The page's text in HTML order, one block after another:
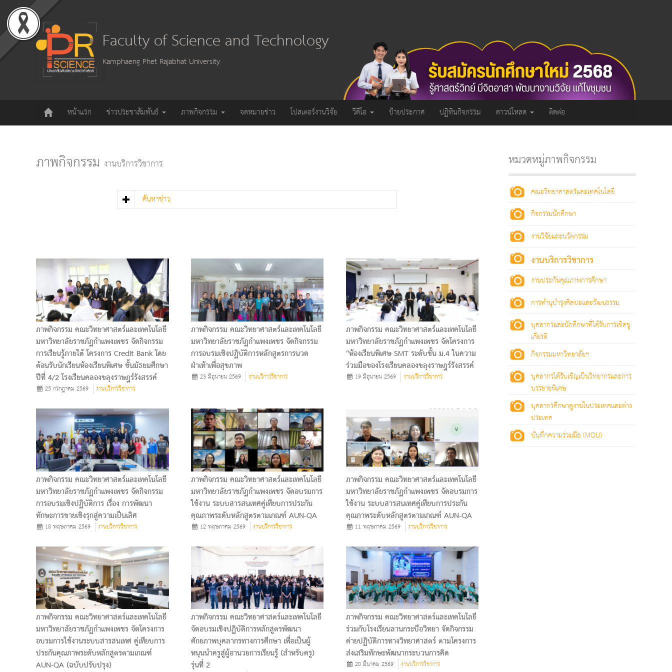
Faculty of Science and Technology
Kamphaeng Phet Rajabhat University
หน้าแรก ข่าวประชาสัมพันธ์ ภาพกิจกรรม จดหมายข่าว โปสเตอร์งานวิจัย วีดีโอ ป้ายประกาศ ปฏิทินกิจกรรม ดาวน์โหลด ติดต่อ
ภาพกิจกรรม งานบริการวิชาการ
ค้นหาข่าว
ภาพกิจกรรม คณะวิทยาศาสตร์และเทคโนโลยี
มหาวิทยาลัยราชภัฏกำแพงเพชร จัดกิจกรรม
การเรียนรู้ภายใต้ โครงการ Credit Bank โดย
ต้อนรับนักเรียนห้องเรียนพิเศษ ชั้นมัธยมศึกษา
ปีที่ 4/2 โรงเรียนคลองขลุงราษฎร์รังสรรค์
25 กรกฎาคม 2569 งานบริการวิชาการ
ภาพกิจกรรม คณะวิทยาศาสตร์และเทคโนโลยี
มหาวิทยาลัยราชภัฏกำแพงเพชร จัดกิจกรรม
การอบรมเชิงปฏิบัติการหลักสูตรการนวด
ฝ่าเท้าเพื่อสุขภาพ
23 มิถุนายน 2569 งานบริการวิชาการ
ภาพกิจกรรม คณะวิทยาศาสตร์และเทคโนโลยี
มหาวิทยาลัยราชภัฏกำแพงเพชร จัดโครงการ
"ห้องเรียนพิเศษ SMT ระดับชั้น ม.4 ในความ
ร่วมมือของโรงเรียนคลองขลุงราษฎร์รังสรรค์
19 มิถุนายน 2569 งานบริการวิชาการ
ภาพกิจกรรม คณะวิทยาศาสตร์และเทคโนโลยี
มหาวิทยาลัยราชภัฏกำแพงเพชร จัดกิจกรรม
การอบรมเชิงปฏิบัติการ เรื่อง การพัฒนา
ทักษะการขายเชิงรุกสู่ความเป็นเลิศ
18 พฤษภาคม 2569 งานบริการวิชาการ
ภาพกิจกรรม คณะวิทยาศาสตร์และเทคโนโลยี
มหาวิทยาลัยราชภัฏกำแพงเพชร จัดอบรมการ
ใช้งาน ระบบสารสนเทศคู่เทียบการประกัน
คุณภาพระดับหลักสูตรตามเกณฑ์ AUN-QA
12 พฤษภาคม 2569 งานบริการวิชาการ
ภาพกิจกรรม คณะวิทยาศาสตร์และเทคโนโลยี
มหาวิทยาลัยราชภัฏกำแพงเพชร จัดอบรมการ
ใช้งาน ระบบสารสนเทศคู่เทียบการประกัน
คุณภาพระดับหลักสูตรตามเกณฑ์ AUN-QA
11 พฤษภาคม 2569 งานบริการวิชาการ
ภาพกิจกรรม คณะวิทยาศาสตร์และเทคโนโลยี
มหาวิทยาลัยราชภัฏกำแพงเพชร จัดโครงการ
อบรมการใช้งานระบบสารสนเทศ คู่เทียบการ
ประกันคุณภาพระดับหลักสูตรตามเกณฑ์
AUN-QA (ฉบับปรับปรุง)
ภาพกิจกรรม คณะวิทยาศาสตร์และเทคโนโลยี
จัดอบรมเชิงปฏิบัติการหลักสูตรพัฒนา
ศักยภาพบุคลากรทางการศึกษา เพื่อเป็นผู้
หนุนนำครูสู่ผู้อานวยการเรียนรู้ (สำหรับครู)
รุ่นที่ 2
ภาพกิจกรรม คณะวิทยาศาสตร์และเทคโนโลยี
ร่วมกับโรงเรียนลานกระบือวิทยา จัดกิจกรรม
ค่ายปฏิบัติการทางวิทยาศาสตร์ ตามโครงการ
ส่งเสริมทักษะพัฒนากระบวนการคิด
20 มีนาคม 2569 งานบริการวิชาการ
หมวดหมู่ภาพกิจกรรม
คณะวิทยาศาสตร์และเทคโนโลยี
กิจกรรมนักศึกษา
งานวิจัยและนวัตกรรม
งานบริการวิชาการ
งานประกันคุณภาพการศึกษา
การทำนุบำรุงศิลปะและวัฒนธรรม
บุคลากรและนักศึกษาที่ได้รับการเชิดชู
เกียรติ
กิจกรรมมหาวิทยาลัยฯ
บุคลากรได้รับเชิญเป็นวิทยากรและการ
บรรยายพิเศษ
บุคลากรศึกษาดูงานในประเทศและต่าง
ประเทศ
บันทึกความร่วมมือ (MOU)